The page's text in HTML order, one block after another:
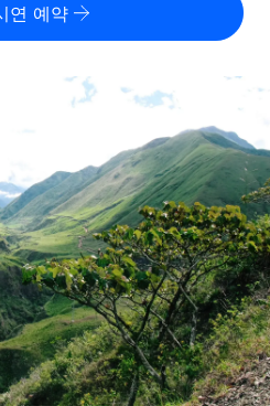
통합
기능
비교
한 글로벌 HR 및 급여 솔루션
확장
옵션과 지급 소요 시간 확인
연 예약